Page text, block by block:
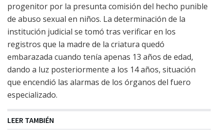
progenitor por la presunta comisión del hecho punible
de abuso sexual en niños. La determinación de la
institución judicial se tomó tras verificar en los
registros que la madre de la criatura quedó
embarazada cuando tenía apenas 13 años de edad,
dando a luz posteriormente a los 14 años, situación
que encendió las alarmas de los órganos del fuero
especializado.
LEER TAMBIÉN